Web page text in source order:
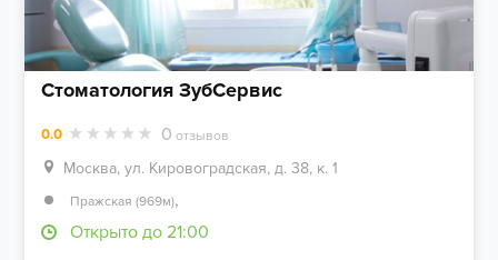
Стоматология ЗубСервис
0.0 0 отзывов
Москва, ул. Кировоградская, д. 38, к. 1
Пражская (969м),
Открыто до 21:00